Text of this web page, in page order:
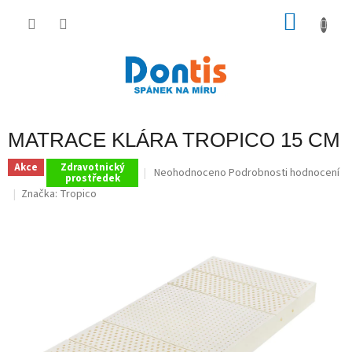
MATRACE KLÁRA TROPICO 15 CM
Akce Zdravotnický
prostředek
Průměrné
hvězdiček.
Neohodnoceno Podrobnosti hodnocení
Značka: Tropico